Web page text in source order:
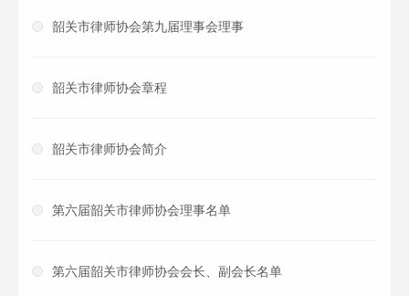
韶关市律师协会第九届理事会理事
韶关市律师协会章程
韶关市律师协会简介
第六届韶关市律师协会理事名单
第六届韶关市律师协会会长、副会长名单